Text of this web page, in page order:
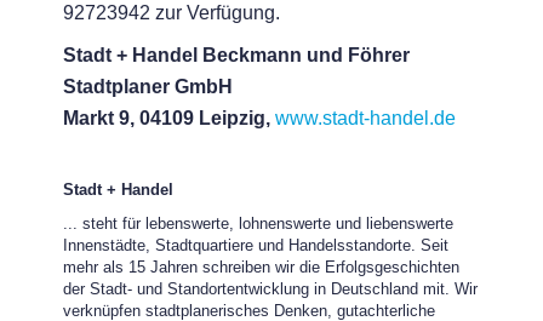
92723942 zur Verfügung.
Stadt + Handel Beckmann und Föhrer
Stadtplaner GmbH
Markt 9, 04109 Leipzig,www.stadt-handel.de
Stadt + Handel
... steht für lebenswerte, lohnenswerte und liebenswerte
Innenstädte, Stadtquartiere und Handelsstandorte. Seit
mehr als 15 Jahren schreiben wir die Erfolgsgeschichten
der Stadt- und Standortentwicklung in Deutschland mit. Wir
verknüpfen stadtplanerisches Denken, gutachterliche